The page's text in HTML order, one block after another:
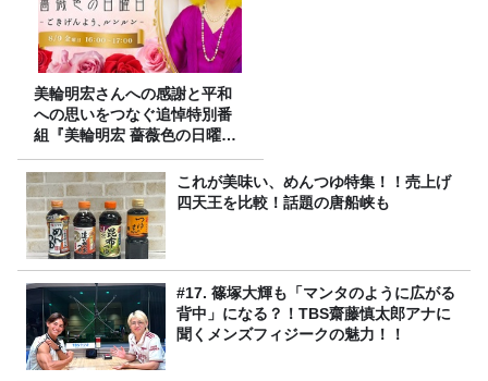
美輪明宏さんへの感謝と平和
への思いをつなぐ追悼特別番
組『美輪明宏 薔薇色の日曜日
～ごきげんよう、ルンルン
～』8/9（日）16時放送これが美味い、めんつゆ特集！！売上げ
四天王を比較！話題の唐船峡も
#17. 篠塚大輝も「マンタのように広がる
背中」になる？！TBS齋藤慎太郎アナに
聞くメンズフィジークの魅力！！